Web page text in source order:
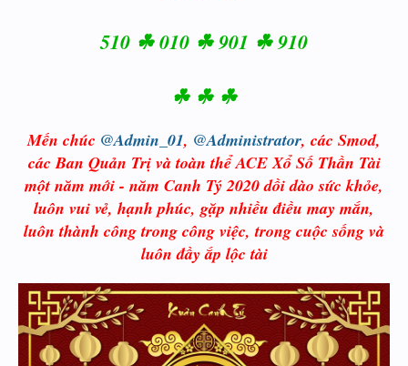
510 ☘ 010 ☘ 901 ☘ 910
☘ ☘ ☘
Mến chúc @Admin_01, @Administrator, các Smod,
các Ban Quản Trị và toàn thể ACE Xổ Số Thần Tài
một năm mới - năm Canh Tý 2020 dồi dào sức khỏe,
luôn vui vẻ, hạnh phúc, gặp nhiều điều may mắn,
luôn thành công trong công việc, trong cuộc sống và
luôn đầy ắp lộc tài